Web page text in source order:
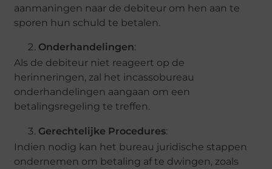
aanmaningen naar de debiteur om hen aan te
sporen hun schuld te betalen.
Onderhandelingen:
Als de debiteur niet reageert op de
herinneringen, zal het incassobureau
onderhandelingen aangaan om een
betalingsregeling te treffen.
Gerechtelijke Procedures:
Indien nodig kan het bureau juridische stappen
ondernemen om betaling af te dwingen, zoals